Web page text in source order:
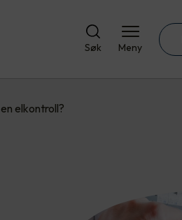
Søk Meny
elkontroll?